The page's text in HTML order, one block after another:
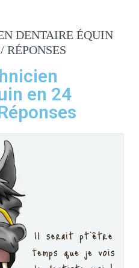
DENTAIRE ÉQUIN
RÉPONSES
en 24